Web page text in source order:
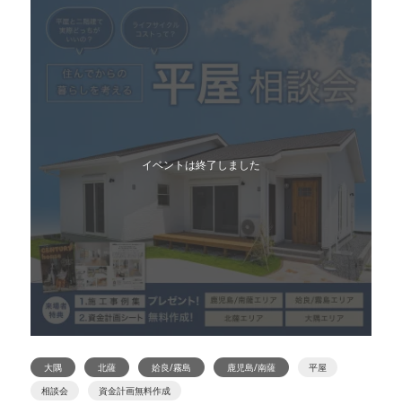
イベントは終了しました
大隅 北薩 姶良/霧島 鹿児島/南薩
平屋
相談会
資金計画無料作成